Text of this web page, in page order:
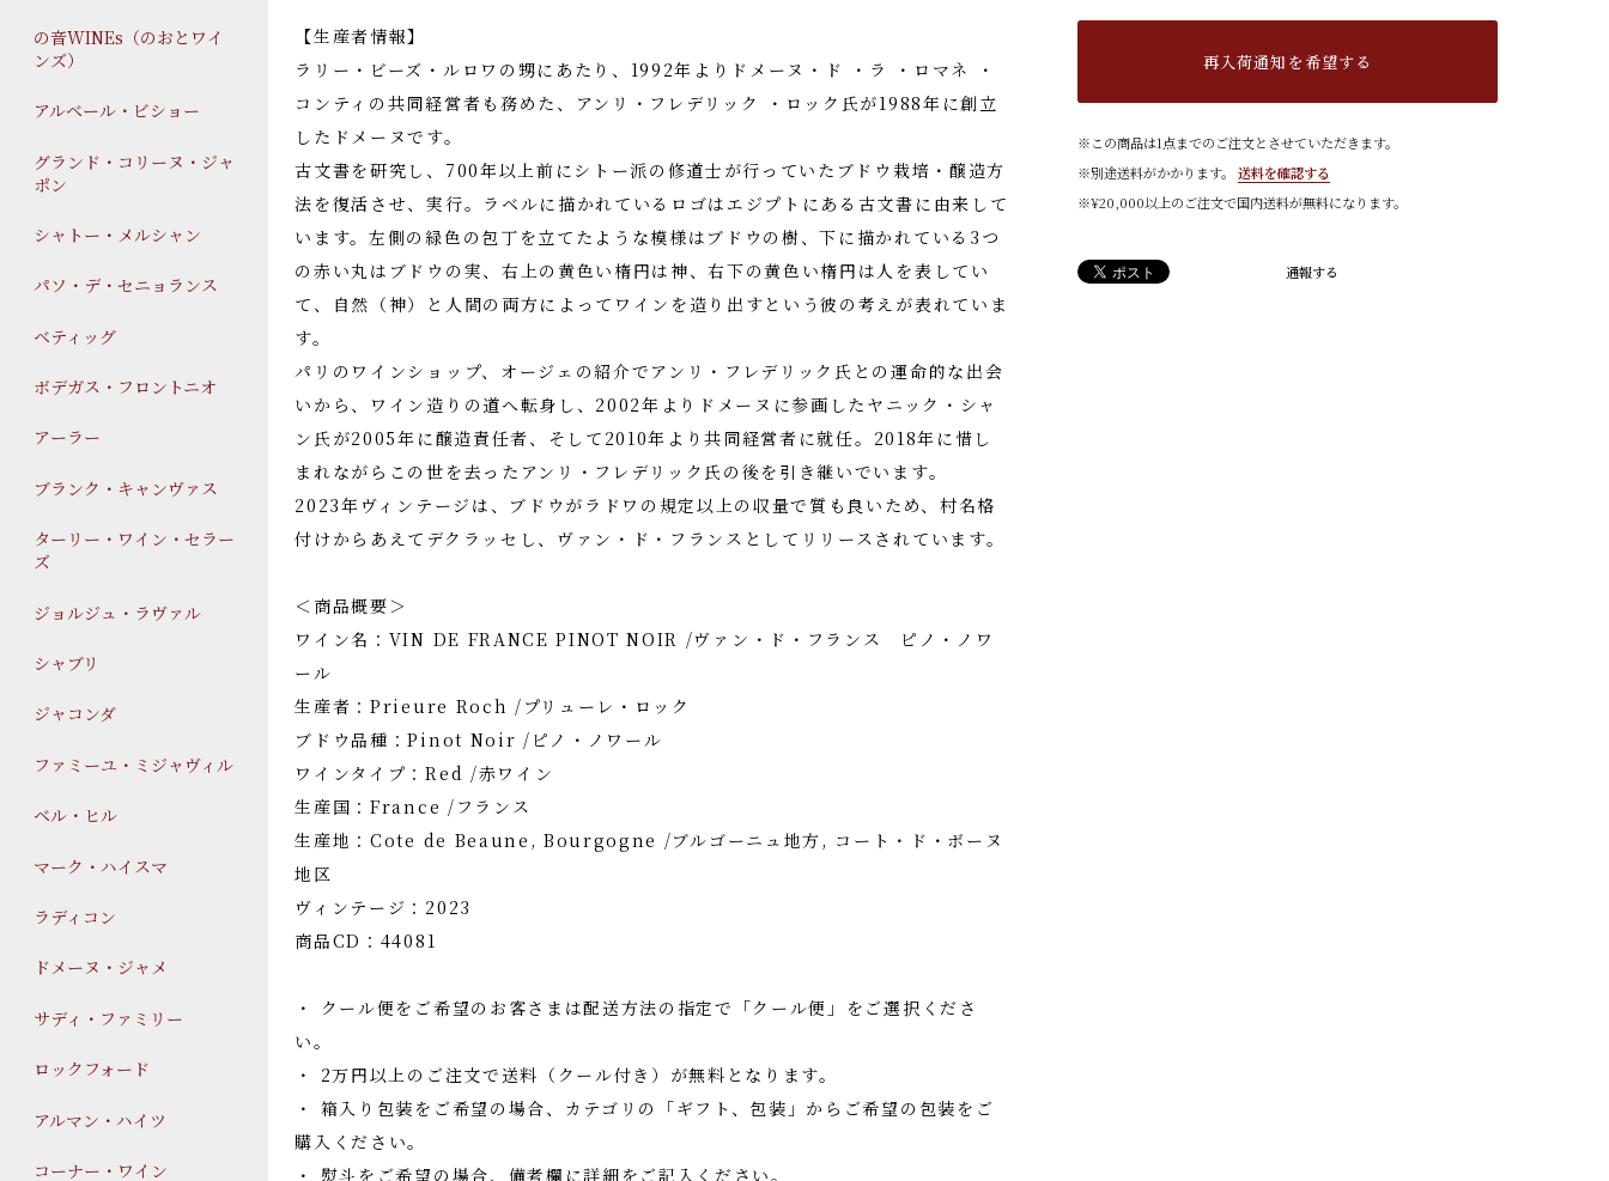
の音WINEs（のおとワイ
ンズ）
アルベール・ビショー
グランド・コリーヌ・ジャ
ポン
シャトー・メルシャン
パソ・デ・セニョランス
ベティッグ
ボデガス・フロントニオ
アーラー
ブランク・キャンヴァス
ターリー・ワイン・セラー
ズ
ジョルジュ・ラヴァル
シャブリ
ジャコンダ
ファミーユ・ミジャヴィル
ベル・ヒル
マーク・ハイスマ
ラディコン
ドメーヌ・ジャメ
サディ・ファミリー
ロックフォード
アルマン・ハイツ
コーナー・ワイン
【生産者情報】
ラリー・ビーズ・ルロワの甥にあたり、1992年よりドメーヌ・ド ・ラ ・ロマネ ・
コンティの共同経営者も務めた、アンリ・フレデリック ・ロック氏が1988年に創立
したドメーヌです。
古文書を研究し、700年以上前にシトー派の修道士が行っていたブドウ栽培・醸造方
法を復活させ、実行。ラベルに描かれているロゴはエジプトにある古文書に由来して
います。左側の緑色の包丁を立てたような模様はブドウの樹、下に描かれている3つ
の赤い丸はブドウの実、右上の黄色い楕円は神、右下の黄色い楕円は人を表してい
て、自然（神）と人間の両方によってワインを造り出すという彼の考えが表れていま
す。
パリのワインショップ、オージェの紹介でアンリ・フレデリック氏との運命的な出会
いから、ワイン造りの道へ転身し、2002年よりドメーヌに参画したヤニック・シャ
ン氏が2005年に醸造責任者、そして2010年より共同経営者に就任。2018年に惜し
まれながらこの世を去ったアンリ・フレデリック氏の後を引き継いでいます。
2023年ヴィンテージは、ブドウがラドワの規定以上の収量で質も良いため、村名格
付けからあえてデクラッセし、ヴァン・ド・フランスとしてリリースされています。
＜商品概要＞
ワイン名：VIN DE FRANCE PINOT NOIR /ヴァン・ド・フランス ピノ・ノワ
ール
生産者：Prieure Roch /プリューレ・ロック
ブドウ品種：Pinot Noir /ピノ・ノワール
ワインタイプ：Red /赤ワイン
生産国：France /フランス
生産地：Cote de Beaune, Bourgogne /ブルゴーニュ地方, コート・ド・ボーヌ
地区
ヴィンテージ：2023
商品CD：44081
・ クール便をご希望のお客さまは配送方法の指定で「クール便」をご選択くださ
い。
・ 2万円以上のご注文で送料（クール付き）が無料となります。
・ 箱入り包装をご希望の場合、カテゴリの「ギフト、包装」からご希望の包装をご
購入ください。
・ 熨斗をご希望の場合、備考欄に詳細をご記入ください。
再入荷通知を希望する
※この商品は1点までのご注文とさせていただきます。
※別途送料がかかります。
送料を確認する
※¥20,000以上のご注文で国内送料が無料になります。
通報する